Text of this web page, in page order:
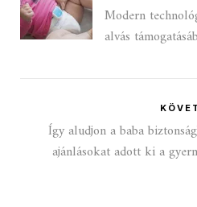
Modern
alvás
Így aludjon a baba
ajánlásokat adott ki a